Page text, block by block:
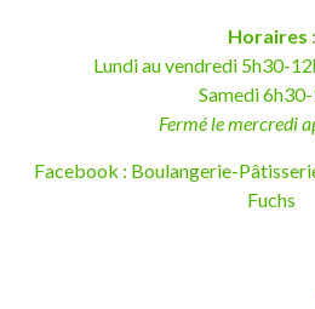
Horaires :
Lundi au vendredi 5h30-
Samedi
Fermé le mercredi
Facebook : Boulangerie-
Fuchs